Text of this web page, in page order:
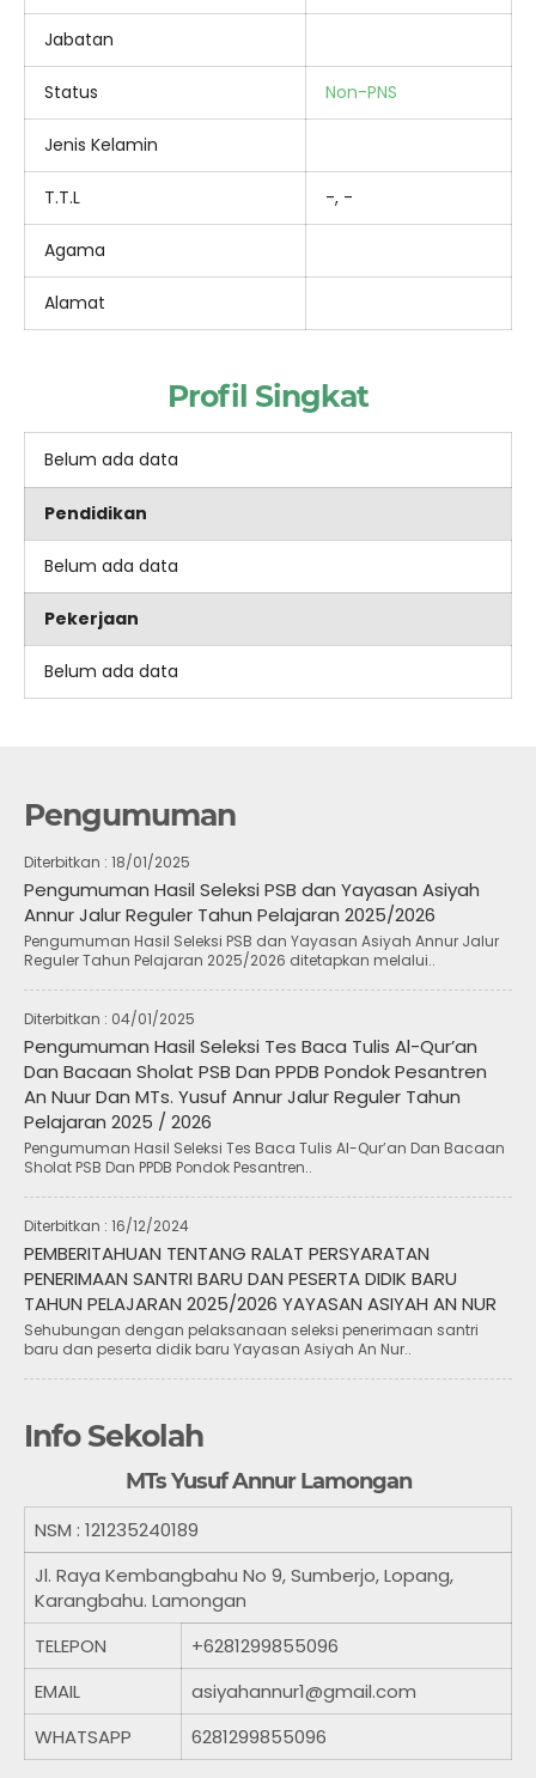
Jabatan
Status Non-PNS
Jenis Kelamin
T.T.L -, -
Agama
Alamat
Profil Singkat
Belum ada data
Pendidikan
Belum ada data
Pekerjaan
Belum ada data
Pengumuman
Diterbitkan : 18/01/2025
Pengumuman Hasil Seleksi PSB dan Yayasan Asiyah
Annur Jalur Reguler Tahun Pelajaran 2025/2026
Pengumuman Hasil Seleksi PSB dan Yayasan Asiyah Annur Jalur
Reguler Tahun Pelajaran 2025/2026 ditetapkan melalui..
Diterbitkan : 04/01/2025
Pengumuman Hasil Seleksi Tes Baca Tulis Al-Qur’an
Dan Bacaan Sholat PSB Dan PPDB Pondok Pesantren
An Nuur Dan MTs. Yusuf Annur Jalur Reguler Tahun
Pelajaran 2025 / 2026
Pengumuman Hasil Seleksi Tes Baca Tulis Al-Qur’an Dan Bacaan
Sholat PSB Dan PPDB Pondok Pesantren..
Diterbitkan : 16/12/2024
PEMBERITAHUAN TENTANG RALAT PERSYARATAN
PENERIMAAN SANTRI BARU DAN PESERTA DIDIK BARU
TAHUN PELAJARAN 2025/2026 YAYASAN ASIYAH AN NUR
Sehubungan dengan pelaksanaan seleksi penerimaan santri
baru dan peserta didik baru Yayasan Asiyah An Nur..
Info Sekolah
MTs Yusuf Annur Lamongan
NSM : 121235240189
Jl. Raya Kembangbahu No 9, Sumberjo, Lopang,
Karangbahu. Lamongan
TELEPON
+6281299855096
EMAIL
asiyahannur1@gmail.com
WHATSAPP
6281299855096